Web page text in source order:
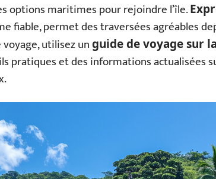
options maritimes pour rejoindre l’île.
fiable, permet des traversées agréables
utilisez unguide de voyage sur
pratiques et des informations actualisées